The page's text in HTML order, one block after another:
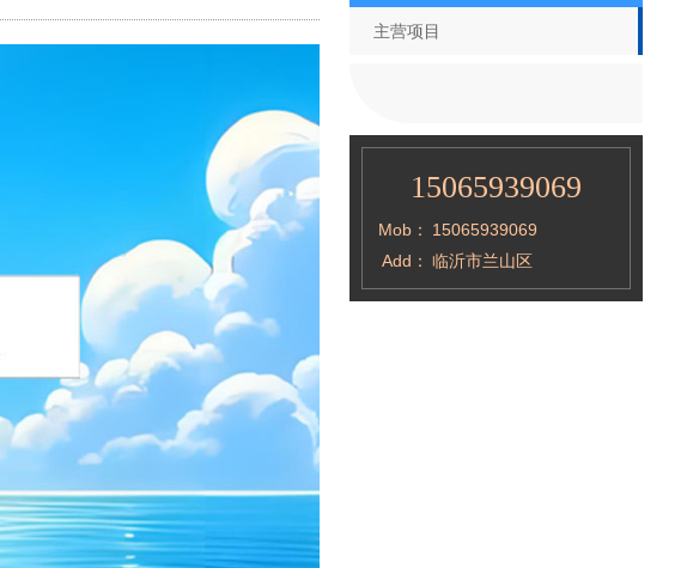
主营项目
15065939069
Mob：
15065939069
Add： 临沂市兰山区